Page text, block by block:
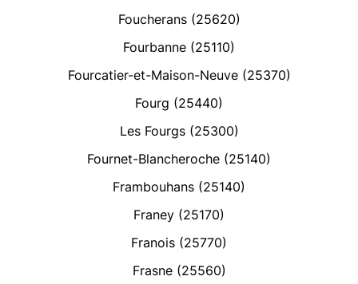
Foucherans (25620)
Fourbanne (25110)
Fourcatier-et-Maison-Neuve (25370)
Fourg (25440)
Les Fourgs (25300)
Fournet-Blancheroche (25140)
Frambouhans (25140)
Franey (25170)
Franois (25770)
Frasne (25560)